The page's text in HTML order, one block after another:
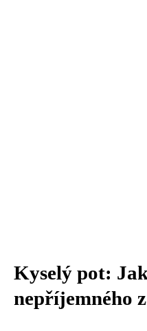
Kyselý pot:
nepříjemného